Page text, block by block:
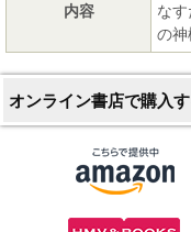
内容
な
の神
オンライン書店で購入